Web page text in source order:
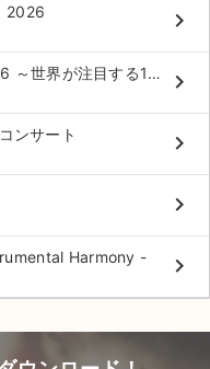
2026 keyboard_arrow_right
HIMARI Violin Recital Tour 2026 ～世界が注目する15歳のいま～ keyboard_arrow_right
ンサート keyboard_arrow_right
keyboard_arrow_right
Harmony - keyboard_arrow_right